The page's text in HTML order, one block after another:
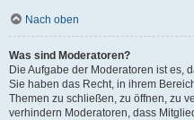
Nach oben
Was sind Moderatoren?
Die Aufgabe der Moderatoren ist es,
Sie haben das Recht, in ihrem
Themen zu schließen, zu öffnen, zu
verhindern Moderatoren, dass